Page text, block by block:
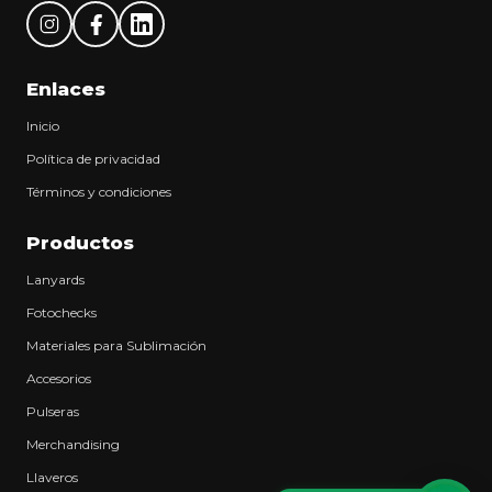
Enlaces
Inicio
Política de privacidad
Términos y condiciones
Productos
Lanyards
Fotochecks
Materiales para Sublimación
Accesorios
Pulseras
Merchandising
Llaveros